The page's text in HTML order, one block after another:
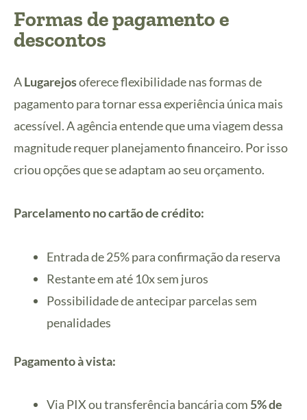
Formas de pagamento e
descontos
ALugarejosoferece flexibilidade nas formas de
pagamento para tornar essa experiência única mais
acessível. A agência entende que uma viagem dessa
magnitude requer planejamento financeiro. Por isso
criou opções que se adaptam ao seu orçamento.
Parcelamento no cartão de crédito:
Entrada de 25% para confirmação da reserva
Restante em até 10x sem juros
Possibilidade de antecipar parcelas sem
penalidades
Pagamento à vista:
Via PIX ou transferência bancária com 5% de